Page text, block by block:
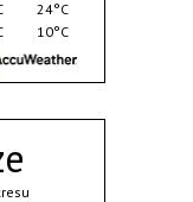
24°C
10°C